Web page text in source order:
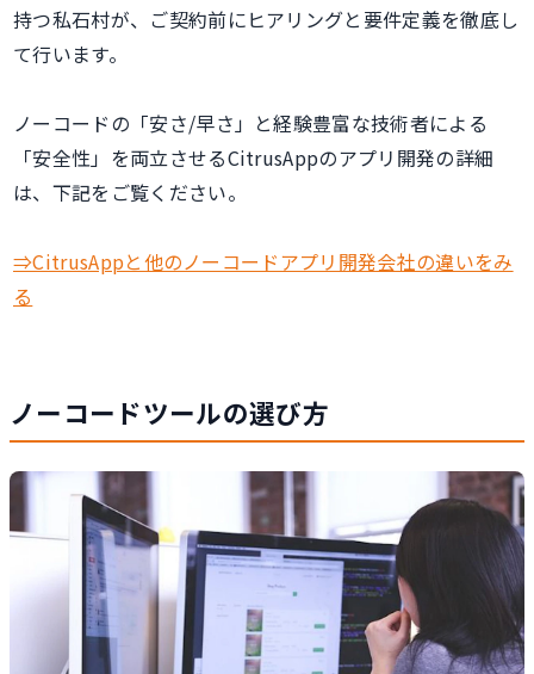
持つ私石村が、ご契約前にヒアリングと要件定義を徹底し
て行います。
ノーコードの「安さ/早さ」と経験豊富な技術者による
「安全性」を両立させるCitrusAppのアプリ開発の詳細
は、下記をご覧ください。
⇒CitrusAppと他のノーコードアプリ開発会社の違いをみ
る
ノーコードツールの選び方